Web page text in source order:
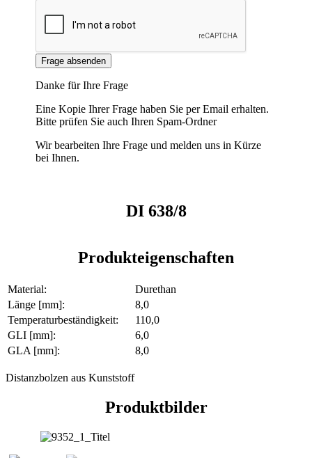
Frage absenden
Danke für Ihre Frage
Eine Kopie Ihrer Frage haben Sie per Email erhalten.
Bitte prüfen Sie auch Ihren Spam-Ordner
Wir bearbeiten Ihre Frage und melden uns in Kürze
bei Ihnen.
DI 638/8
Produkteigenschaften
Material:
Durethan
Länge [mm]:
8,0
Temperaturbeständigkeit:
110,0
GLI [mm]:
6,0
GLA [mm]:
8,0
Distanzbolzen aus Kunststoff
Produktbilder